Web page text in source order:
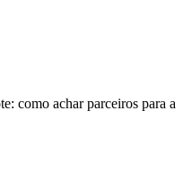
como achar parceiros para a